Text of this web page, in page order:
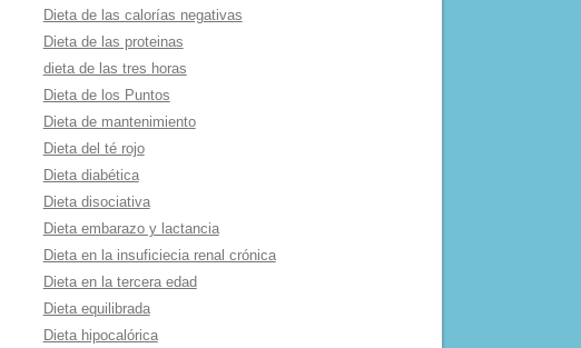
Dieta de las calorí­as negativas
Dieta de las proteinas
dieta de las tres horas
Dieta de los Puntos
Dieta de mantenimiento
Dieta del té rojo
Dieta diabética
Dieta disociativa
Dieta embarazo y lactancia
Dieta en la insuficiecia renal crónica
Dieta en la tercera edad
Dieta equilibrada
Dieta hipocalórica